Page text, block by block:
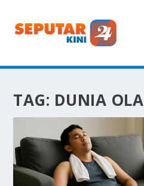
TAG: DUNIA